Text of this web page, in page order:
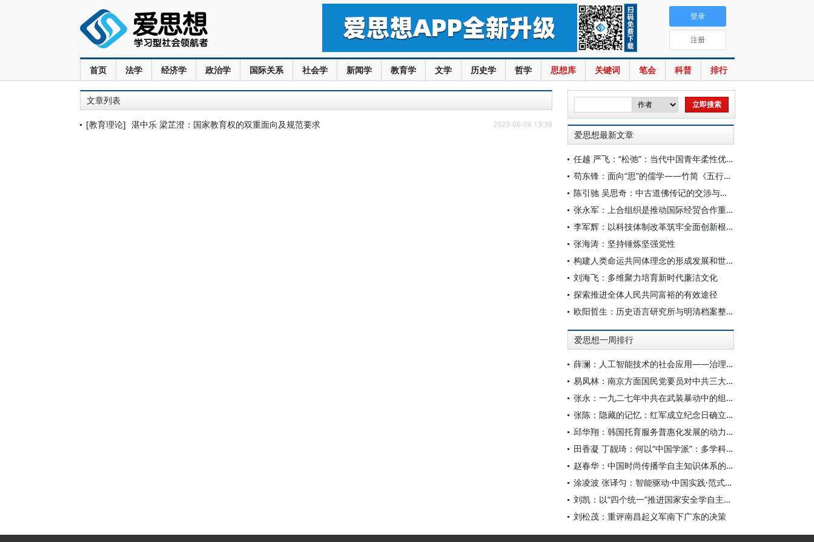
首页 法学 经济学 政治学 国际关系 社会学 新闻学 教育学 文学 历史学 哲学 思想库 关键词 笔会 科普 排行
登录
注册
文章列表
[教育理论] 湛中乐 梁芷澄：国家教育权的双重面向及规范要求 2023-06-06 13:36
爱思想最新文章
任越 严飞：“松弛”：当代中国青年柔性优绩主义
苟东锋：面向“思”的儒学——竹简《五行》中的三“思”论
陈引驰 吴思奇：中古道佛传记的交涉与互融
张永军：上合组织是推动国际经贸合作重要力量
李军辉：以科技体制改革筑牢全面创新根基
张海涛：坚持锤炼坚强党性
构建人类命运共同体理念的形成发展和世界意义
刘海飞：多维聚力培育新时代廉洁文化
探索推进全体人民共同富裕的有效途径
欧阳哲生：历史语言研究所与明清档案整理工作（1928-1949年）
爱思想一周排行
薛澜：人工智能技术的社会应用——治理挑战
易凤林：南京方面国民党要员对中共三大起义的反应
张永：一九二七年中共在武装暴动中的组织转型
张陈：隐藏的记忆：红军成立纪念日确立前中共对南昌起义的纪念
邱华翔：韩国托育服务普惠化发展的动力机制、制度路径与政策效应
田香凝 丁靓琦：何以“中国学派”：多学科视野下中国特色新闻传播学建设的研究
赵春华：中国时尚传播学自主知识体系的内在逻辑与实践路径
涂凌波 张译匀：智能驱动·中国实践·范式创新：“构建中国新闻传播学自主知识体系”专题研讨会综述
刘凯：以“四个统一”推进国家安全学自主知识体系构建
刘松茂：重评南昌起义军南下广东的决策